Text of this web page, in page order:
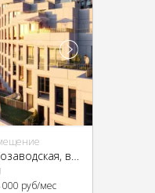
000 руб/мес